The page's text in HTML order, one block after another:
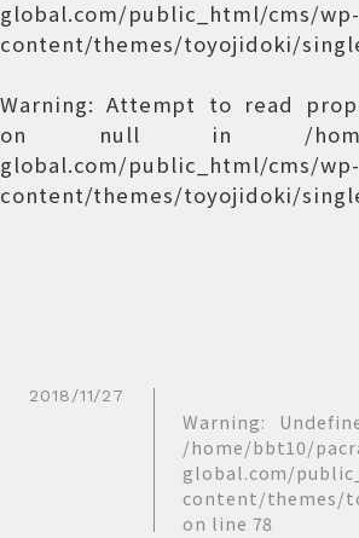
global.com/public_html/cms/wp-
content/themes/toyojidoki/
Warning: Attempt to read
on null in /
global.com/public_html/cms/wp-
content/themes/toyojidoki/
2018/11/27
Warning:
/home/bbt10/
global.com/
content/themes/
on line 78